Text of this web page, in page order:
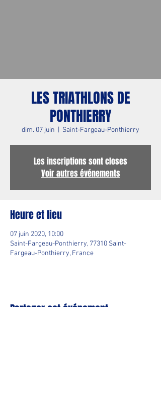
LES TRIATHLONS DE
PONTHIERRY
dim. 07 juin Saint-Fargeau-Ponthierry
Les inscriptions sont closes
Voir autres événements
Heure et lieu
07 juin 2020, 10:00
Saint-Fargeau-Ponthierry, 77310 Saint-
Fargeau-Ponthierry, France
Partager cet événement